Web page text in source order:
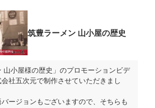
筑豊ラーメン 山小屋の歴史
山小屋様の歴史」のプロモーションビデ
社五次元で制作させていただきまし
ージョンもございますので、そちらも